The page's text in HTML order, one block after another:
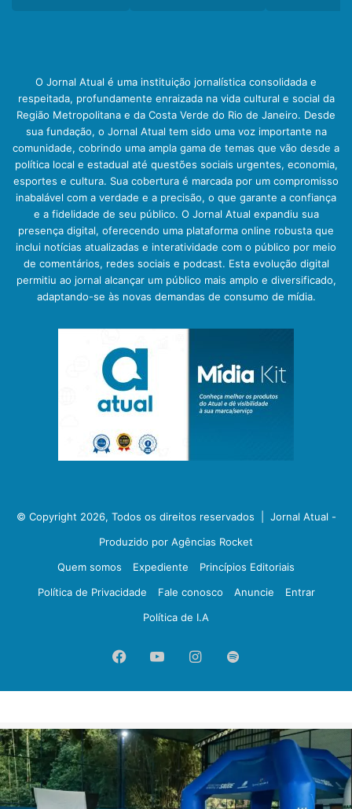
O Jornal Atual é uma instituição jornalística consolidada e
respeitada, profundamente enraizada na vida cultural e social da
Região Metropolitana e da Costa Verde do Rio de Janeiro. Desde
sua fundação, o Jornal Atual tem sido uma voz importante na
comunidade, cobrindo uma ampla gama de temas que vão desde a
política local e estadual até questões sociais urgentes, economia,
esportes e cultura. Sua cobertura é marcada por um compromisso
inabalável com a verdade e a precisão, o que garante a confiança
e a fidelidade de seu público. O Jornal Atual expandiu sua
presença digital, oferecendo uma plataforma online robusta que
inclui notícias atualizadas e interatividade com o público por meio
de comentários, redes sociais e podcast. Esta evolução digital
permitiu ao jornal alcançar um público mais amplo e diversificado,
adaptando-se às novas demandas de consumo de mídia.
© Copyright 2026, Todos os direitos reservados | Jornal Atual -
Produzido por Agências Rocket
Quem somos
Expediente
Princípios Editoriais
Política de Privacidade
Fale conosco Anuncie
Entrar
Política de I.A
FacebookYouTubeInstagram
Spotify